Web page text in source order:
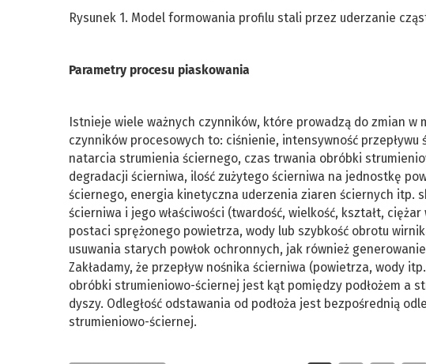
Rysunek 1. Model formowania profilu stali przez uderzanie
Parametry procesu piaskowania
Istnieje wiele ważnych czynników, które prowadzą do zmian
czynników procesowych to: ciśnienie, intensywność
natarcia strumienia ściernego, czas trwania obróbki
degradacji ścierniwa, ilość zużytego ścierniwa na jednostkę
ściernego, energia kinetyczna uderzenia ziaren ściernych itp.
ścierniwa i jego właściwości (twardość, wielkość, kształt,
postaci sprężonego powietrza, wody lub szybkość obrotu
usuwania starych powłok ochronnych, jak również
Zakładamy, że przepływ nośnika ścierniwa (powietrza, wody
obróbki strumieniowo-ściernej jest kąt pomiędzy podłożem a
dyszy. Odległość odstawania od podłoża jest bezpośrednią
strumieniowo-ściernej.